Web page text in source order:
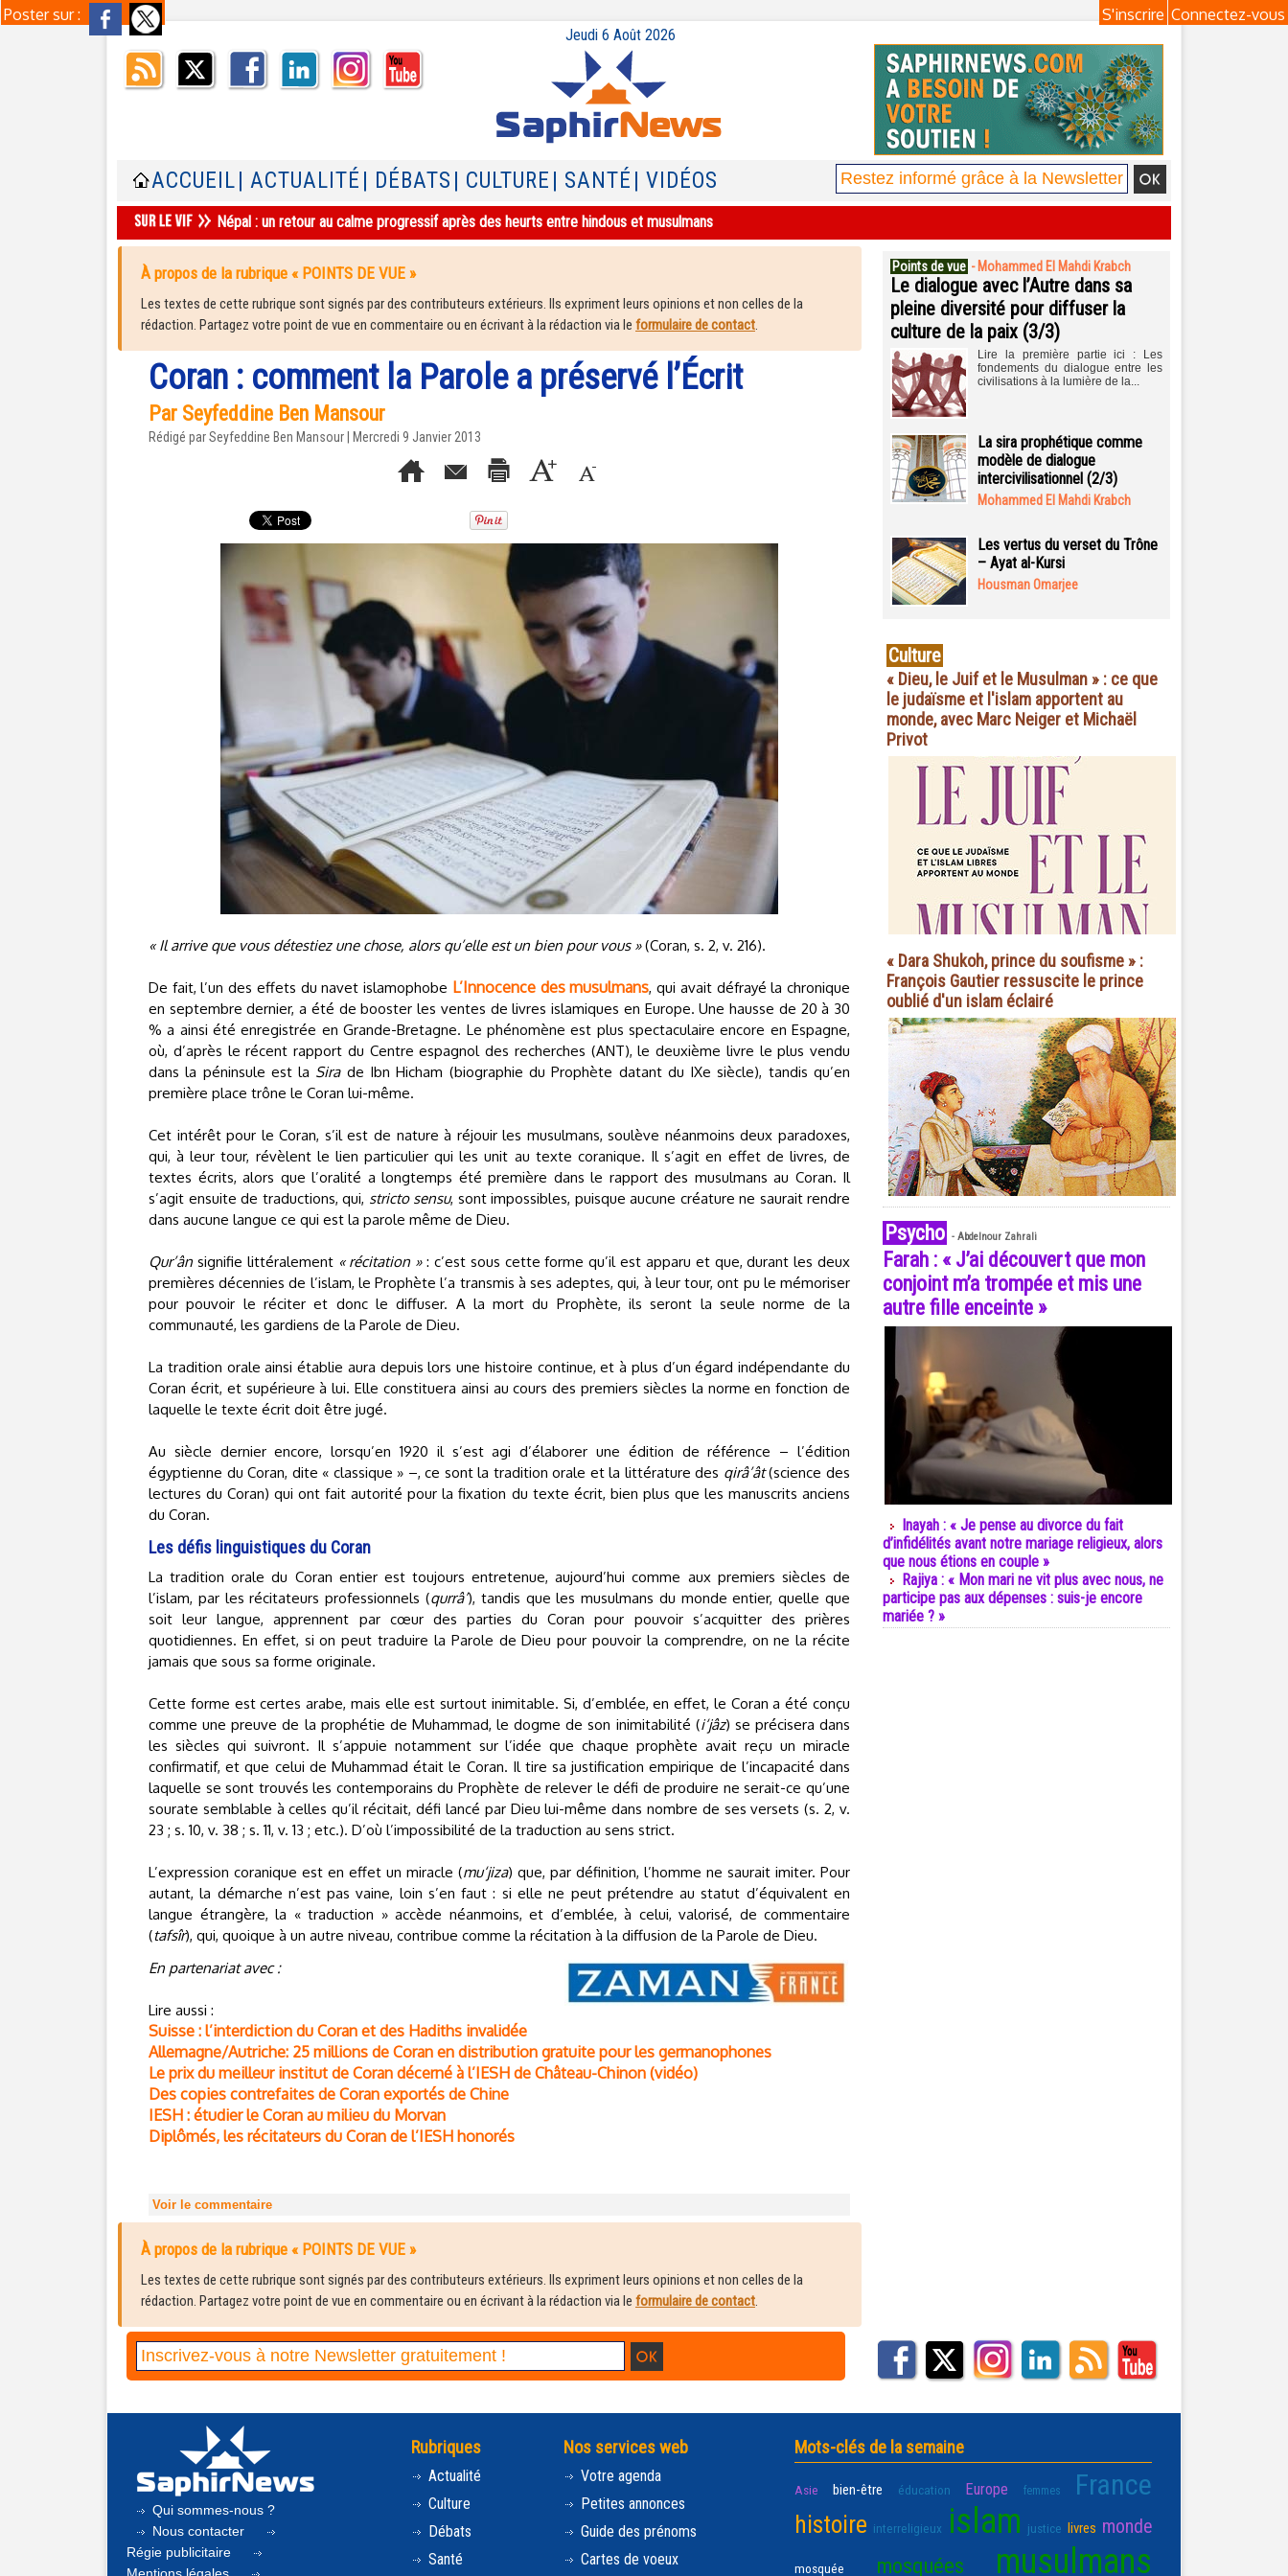
Poster sur : Connectez-vous
S'inscrire
Jeudi 6 Août 2026
ACCUEIL | ACTUALITÉ | DÉBATS | CULTURE | SANTÉ | VIDÉOS
Népal : un retour au calme progressif après des heurts entre hindous et musulmans
À propos de la rubrique « POINTS DE VUE »
Les textes de cette rubrique sont signés par des contributeurs extérieurs. Ils expriment leurs opinions et non celles de la
rédaction. Partagez votre point de vue en commentaire ou en écrivant à la rédaction via le formulaire de contact.
Coran : comment la Parole a préservé l’Écrit
Par Seyfeddine Ben Mansour
Rédigé par Seyfeddine Ben Mansour | Mercredi 9 Janvier 2013
« Il arrive que vous détestiez une chose, alors qu’elle est un bien pour vous »(Coran, s. 2, v. 216).
De fait, l’un des effets du navet islamophobe L’Innocence des musulmans, qui avait défrayé la chronique
en septembre dernier, a été de booster les ventes de livres islamiques en Europe. Une hausse de 20 à 30
% a ainsi été enregistrée en Grande-Bretagne. Le phénomène est plus spectaculaire encore en Espagne,
où, d’après le récent rapport du Centre espagnol des recherches (ANT), le deuxième livre le plus vendu
dans la péninsule est la Sira de Ibn Hicham (biographie du Prophète datant du IXe siècle), tandis qu’en
première place trône le Coran lui-même.
Cet intérêt pour le Coran, s’il est de nature à réjouir les musulmans, soulève néanmoins deux paradoxes,
qui, à leur tour, révèlent le lien particulier qui les unit au texte coranique. Il s’agit en effet de livres, de
textes écrits, alors que l’oralité a longtemps été première dans le rapport des musulmans au Coran. Il
s’agit ensuite de traductions, qui, stricto sensu, sont impossibles, puisque aucune créature ne saurait rendre
dans aucune langue ce qui est la parole même de Dieu.
Qur’ân signifie littéralement « récitation »: c’est sous cette forme qu’il est apparu et que, durant les deux
premières décennies de l’islam, le Prophète l’a transmis à ses adeptes, qui, à leur tour, ont pu le mémoriser
pour pouvoir le réciter et donc le diffuser. A la mort du Prophète, ils seront la seule norme de la
communauté, les gardiens de la Parole de Dieu.
La tradition orale ainsi établie aura depuis lors une histoire continue, et à plus d’un égard indépendante du
Coran écrit, et supérieure à lui. Elle constituera ainsi au cours des premiers siècles la norme en fonction de
laquelle le texte écrit doit être jugé.
Au siècle dernier encore, lorsqu’en 1920 il s’est agi d’élaborer une édition de référence – l’édition
égyptienne du Coran, dite « classique » –, ce sont la tradition orale et la littérature des qirâ’ât(science des
lectures du Coran) qui ont fait autorité pour la fixation du texte écrit, bien plus que les manuscrits anciens
du Coran.
Les défis linguistiques du Coran
La tradition orale du Coran entier est toujours entretenue, aujourd’hui comme aux premiers siècles de
l’islam, par les récitateurs professionnels (qurrâ’), tandis que les musulmans du monde entier, quelle que
soit leur langue, apprennent par cœur des parties du Coran pour pouvoir s’acquitter des prières
quotidiennes. En effet, si on peut traduire la Parole de Dieu pour pouvoir la comprendre, on ne la récite
jamais que sous sa forme originale.
Cette forme est certes arabe, mais elle est surtout inimitable. Si, d’emblée, en effet, le Coran a été conçu
comme une preuve de la prophétie de Muhammad, le dogme de son inimitabilité (i‘jâz) se précisera dans
les siècles qui suivront. Il s’appuie notamment sur l’idée que chaque prophète avait reçu un miracle
confirmatif, et que celui de Muhammad était le Coran. Il tire sa justification empirique de l’incapacité dans
laquelle se sont trouvés les contemporains du Prophète de relever le défi de produire ne serait-ce qu’une
sourate semblable à celles qu’il récitait, défi lancé par Dieu lui-même dans nombre de ses versets (s. 2, v.
23 ; s. 10, v. 38 ; s. 11, v. 13 ; etc.). D’où l’impossibilité de la traduction au sens strict.
L’expression coranique est en effet un miracle (mu‘jiza) que, par définition, l’homme ne saurait imiter. Pour
autant, la démarche n’est pas vaine, loin s’en faut : si elle ne peut prétendre au statut d’équivalent en
langue étrangère, la « traduction » accède néanmoins, et d’emblée, à celui, valorisé, de commentaire
(tafsîr), qui, quoique à un autre niveau, contribue comme la récitation à la diffusion de la Parole de Dieu.
En partenariat avec :
Lire aussi :
Suisse : l’interdiction du Coran et des Hadiths invalidée
Allemagne/Autriche: 25 millions de Coran en distribution gratuite pour les germanophones
Le prix du meilleur institut de Coran décerné à l’IESH de Château-Chinon (vidéo)
Des copies contrefaites de Coran exportés de Chine
IESH : étudier le Coran au milieu du Morvan
Diplômés, les récitateurs du Coran de l’IESH honorés
Voir le commentaire
À propos de la rubrique « POINTS DE VUE »
Les textes de cette rubrique sont signés par des contributeurs extérieurs. Ils expriment leurs opinions et non celles de la
rédaction. Partagez votre point de vue en commentaire ou en écrivant à la rédaction via le formulaire de contact.
Points de vue - Mohammed El Mahdi Krabch
Le dialogue avec l’Autre dans sa
pleine diversité pour diffuser la
culture de la paix (3/3)
Lire la première partie ici : Les
fondements du dialogue entre les
civilisations à la lumière de la...
La sira prophétique comme
modèle de dialogue
intercivilisationnel (2/3)
Mohammed El Mahdi Krabch
Les vertus du verset du Trône
– Ayat al-Kursi
Housman Omarjee
Culture
« Dieu, le Juif et le Musulman » : ce que
le judaïsme et l'islam apportent au
monde, avec Marc Neiger et Michaël
Privot
« Dara Shukoh, prince du soufisme » :
François Gautier ressuscite le prince
oublié d'un islam éclairé
Psycho - Abdelnour Zahrali
Farah : « J’ai découvert que mon
conjoint m’a trompée et mis une
autre fille enceinte »
Inayah : « Je pense au divorce du fait
d’infidélités avant notre mariage religieux, alors
que nous étions en couple »
Rajiya : « Mon mari ne vit plus avec nous, ne
participe pas aux dépenses : suis-je encore
mariée ? »
Qui sommes-nous ?
Nous contacter
Régie publicitaire
Rubriques
Actualité
Culture
Débats
Santé
Nos services web
Votre agenda
Petites annonces
Guide des prénoms
Cartes de voeux
Mots-clés de la semaine
Asie bien-être éducation Europe femmes France
histoire interreligieux islam justice livres monde
mosquée mosquées musulmans